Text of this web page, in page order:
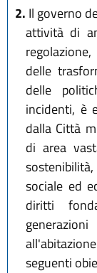
2. Il governo
attività di
delle
delle
incidenti, è
dalla Città
di area
sociale ed
diritti
seguenti